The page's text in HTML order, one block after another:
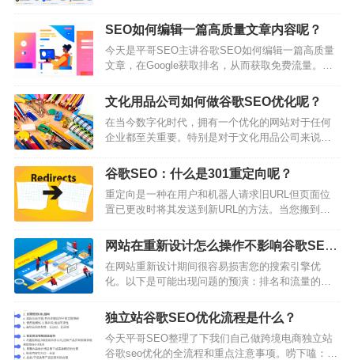
然，今天也有不少人持有这种看法。早年的确存在
过一个谷歌流量白捡时期，甚至不需要做内容。写
一个带有目标关键词的网页标题，手工去别的网站
上丢几十条甚至上百条垃圾信息，放上自己网站链
接，所谓的垃圾外链策略，就可以获得大把优质流
量。钻漏洞会上瘾。甚至围…
SEO如何编辑一篇高质量文章内容呢？
今天是平哥SEO主讲谷歌SEO如何编辑一篇高质量
文章，在Google获取排名，从而获取免费流量。
动笔，如何选题，不妨问下自己下面这几个问题。
1、客户群体主要关注我们产品/服务哪些问题？2、
为什么写这篇文章，写这篇文章能解决客户哪些疑
问？3、这篇文章核心优化的关键词是哪一个？4、
这个关键词，是否值得做？经数据分析能预估给我
带来多少流量？总结：平哥SEO的这…
文化用品公司如何做谷歌SEO优化呢？
在当今数字化时代，拥有一个优化的网站对于任何
企业都至关重要。特别是对于文化用品公司来说，
关键。通过合理选择关键字、优化网站内容、提升
用户体验等方法，可以有效提高网站在搜索引擎中
的排名，吸引更多潜在客户。而为了增加销售额，
除了提高网站流量外，还要注重产品质量和品牌宣
传，提升客户满意度和忠诚度。通过持续努力和优
化，文化用品公司的发展前景将更加广阔。为什么
谷歌SEO：什么是301重定向呢？
重定向是一种在用户和机器人请求旧URL但页面位
置已更改时将其发送到新URL的方法。当您搬到美
置邮件转发。如果有人向您的旧地址发送邮件，
USPS将查看他们的邮件转发规则并意识到您不再居
住在旧地址。他们会收取邮件并将其递送到您的新
位置而不是旧位置。这也是重定向的工作原理。用
户或机器人请求旧位置，然后他们会被转发到新位
置。何时使用重定向？您需要使用重定向…
网站在重新设计怎么操作不影响谷歌SEO
流量流失呢？
在网站重新设计期间很容易损害您的搜索引擎优
化。以下是可能出现问题的预演：排名和流量的损
移动体验不好。内部链接损坏。重复内容。例如，
该网站在重新设计期间删除了约15%的自然页面，
导致近50%的自然流量损失。有趣的是，即使随后
引用域的增长也无助于恢复流量。幸运的是，避免
独立站谷歌SEO优化流程是什么？
今天平哥SEO整理了下我们自己做跨境电商独立站
谷歌seo优化的全流程和重点注意事项。唠下嗑：很